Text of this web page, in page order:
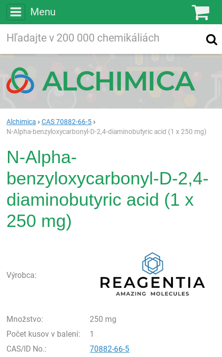
Menu
Vyhľadávanie
Alchimica
CAS 70882-66-5
N-Alpha-benzyloxycarbonyl-D-2,4-diaminobutyric acid (1 x 250 mg)
N-Alpha-
benzyloxycarbonyl-D-2,4-
diaminobutyric acid (1 x
250 mg)
Výrobca:
Množstvo:
250 mg
Počet kusov v balení:
1
CAS/ID No.:
70882-66-5